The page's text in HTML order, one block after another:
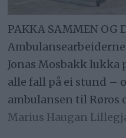
PAKKA SAMMEN OG
Jonas Mosbakk
alle fall på ei stund –
ambulansen til Røros
Marius Haugan